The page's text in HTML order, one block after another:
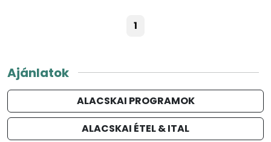
1
Ajánlatok
ALACSKAI PROGRAMOK
ALACSKAI ÉTEL & ITAL